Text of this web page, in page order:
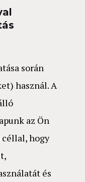
során
használ. A
az Ön
céllal, hogy
és